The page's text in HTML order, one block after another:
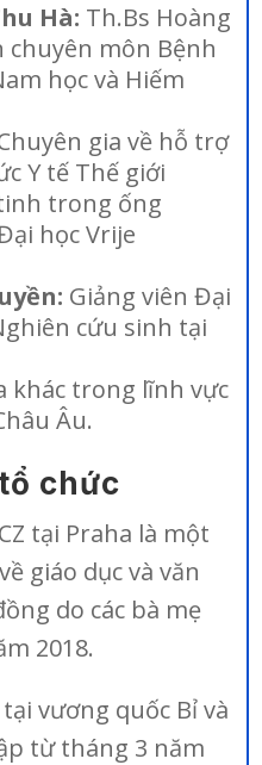
Hà: Th.Bs Hoàng
chuyên môn Bệnh
học và Hiếm
gia về hỗ trợ
Y tế Thế giới
trong ống
học Vrije
Giảng viên Đại
cứu sinh tại
khác trong lĩnh vực
Âu.
chức
tại Praha là một
giáo dục và văn
do các bà mẹ
2018.
vương quốc Bỉ và
từ tháng 3 năm